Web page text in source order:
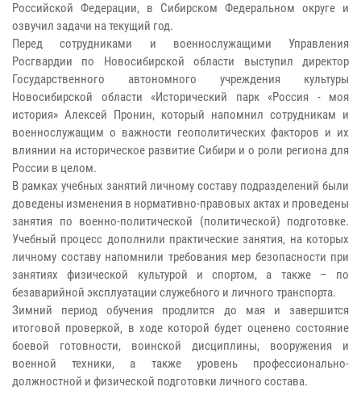
Российской Федерации, в Сибирском Федеральном округе и
озвучил задачи на текущий год.
Перед сотрудниками и военнослужащими Управления
Росгвардии по Новосибирской области выступил директор
Государственного автономного учреждения культуры
Новосибирской области «Исторический парк «Россия - моя
история» Алексей Пронин, который напомнил сотрудникам и
военнослужащим о важности геополитических факторов и их
влиянии на историческое развитие Сибири и о роли региона для
России в целом.
В рамках учебных занятий личному составу подразделений были
доведены изменения в нормативно-правовых актах и проведены
занятия по военно-политической (политической) подготовке.
Учебный процесс дополнили практические занятия, на которых
личному составу напомнили требования мер безопасности при
занятиях физической культурой и спортом, а также – по
безаварийной эксплуатации служебного и личного транспорта.
Зимний период обучения продлится до мая и завершится
итоговой проверкой, в ходе которой будет оценено состояние
боевой готовности, воинской дисциплины, вооружения и
военной техники, а также уровень профессионально-
должностной и физической подготовки личного состава.